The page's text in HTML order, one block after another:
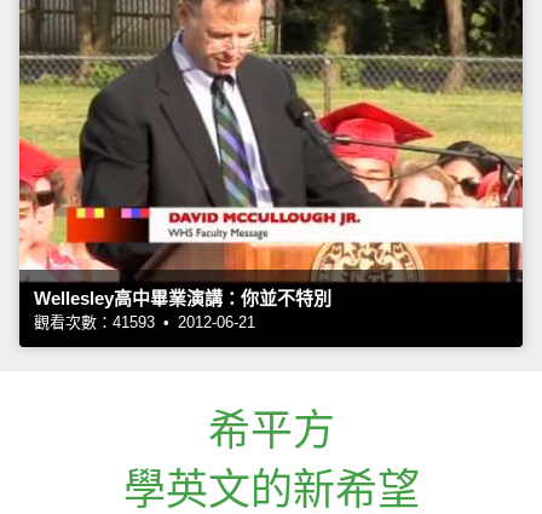
Wellesley高中畢業演講：你並不特別
觀看次數：41593 • 2012-06-21
希平方
學英文的新希望